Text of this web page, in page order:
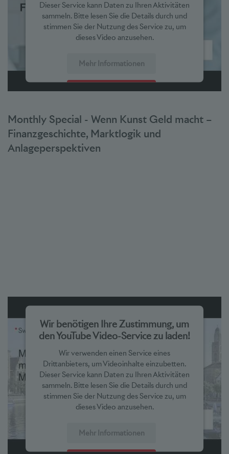
Dieser Service kann Daten zu Ihren Aktivitäten
sammeln. Bitte lesen Sie die Details durch und
stimmen Sie der Nutzung des Service zu, um
dieses Video anzusehen.
Mehr Informationen
Akzeptieren
powered by Usercentrics Consent Management Platform
Monthly Special - Wenn Kunst Geld macht –
Finanzgeschichte, Marktlogik und
Anlageperspektiven
Wir benötigen Ihre Zustimmung, um
den YouTube Video-Service zu laden!
Wir verwenden einen Service eines
Drittanbieters, um Videoinhalte einzubetten.
Dieser Service kann Daten zu Ihren Aktivitäten
sammeln. Bitte lesen Sie die Details durch und
stimmen Sie der Nutzung des Service zu, um
dieses Video anzusehen.
Mehr Informationen